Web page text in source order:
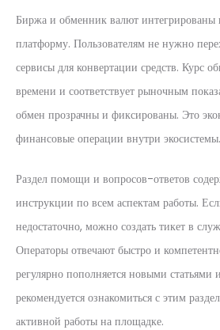
Биржа и обменник валют интегрированы
платформу. Пользователям не нужно
сервисы для конвертации средств. Курс
времени и соответствует рыночным
обмен прозрачны и фиксированы. Это
финансовые операции внутри экосистемы.
Раздел помощи и вопросов-ответов
инструкции по всем аспектам работы.
недостаточно, можно создать тикет в
Операторы отвечают быстро и
регулярно пополняется новыми
рекомендуется ознакомиться с этим
активной работы на площадке.